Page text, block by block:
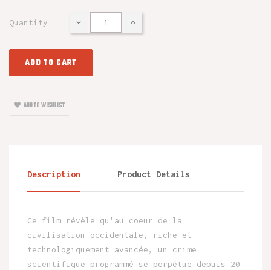
Quantity
ADD TO CART
ADD TO WISHLIST
Description Product Details
Ce film révèle qu'au coeur de la
civilisation occidentale, riche et
technologiquement avancée, un crime
scientifique programmé se perpétue depuis 20